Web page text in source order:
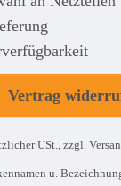
Vertrag
USt., zzgl.
u.